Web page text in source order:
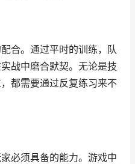
合。通过平时的训练，队
战中磨合默契。无论是技
都需要通过反复练习来不
必须具备的能力。游戏中